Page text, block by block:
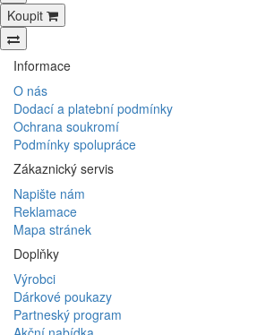
Koupit
Informace
O nás
Dodací a platební podmínky
Ochrana soukromí
Podmínky spolupráce
Zákaznický servis
Napište nám
Reklamace
Mapa stránek
Doplňky
Výrobci
Dárkové poukazy
Partneský program